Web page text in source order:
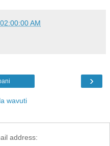
AM
›
wavuti
address: